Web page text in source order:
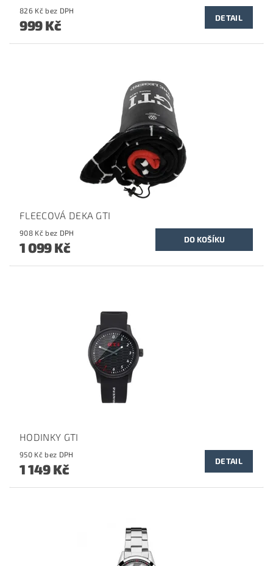
826 Kč bez DPH
999 Kč DETAIL
FLEECOVÁ DEKA GTI
908 Kč bez DPH
1 099 Kč
HODINKY GTI
950 Kč bez DPH
1 149 Kč DETAIL